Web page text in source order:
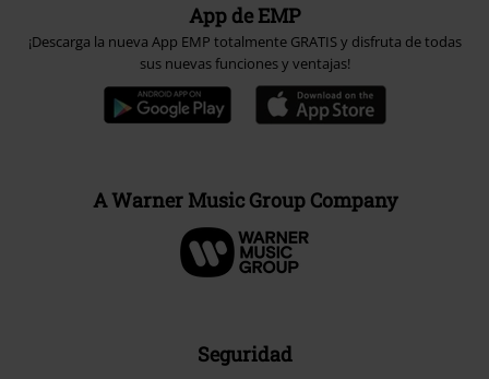
App de EMP
¡Descarga la nueva App EMP totalmente GRATIS y disfruta de todas
sus nuevas funciones y ventajas!
A Warner Music Group Company
Seguridad